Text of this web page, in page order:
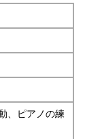
、ピアノの練